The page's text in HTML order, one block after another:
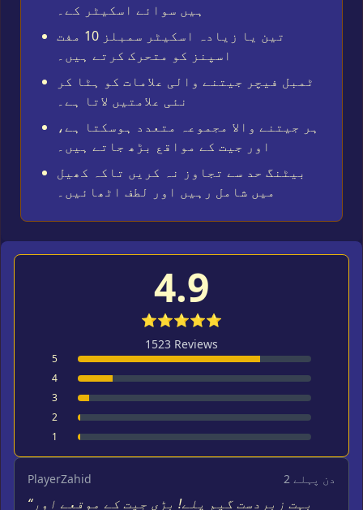
ہیں سوائے اسکیٹر کے۔
تین یا زیادہ اسکیٹر سمبلز 10 مفت
اسپنز کو متحرک کرتے ہیں۔
ٹمبل فیچر جیتنے والی علامات کو ہٹا کر
نئی علامتیں لاتا ہے۔
ہر جیتنے والا مجموعہ متعدد ہوسکتا ہے،
اور جیت کے مواقع بڑھ جاتے ہیں۔
بیٹنگ حد سے تجاوز نہ کریں تاکہ کھیل
میں شامل رہیں اور لطف اٹھائیں۔
4.9
⭐⭐⭐⭐⭐
1523 Reviews
5
4
3
2
1
PlayerZahid 2 دن پہلے
“بہت زبردست گیم پلے! بڑی جیت کے موقعے اور